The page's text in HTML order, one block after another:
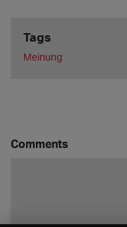
Tags
Meinung
Comments